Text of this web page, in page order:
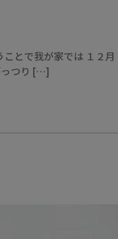
とで我が家では １２月
っつり […]